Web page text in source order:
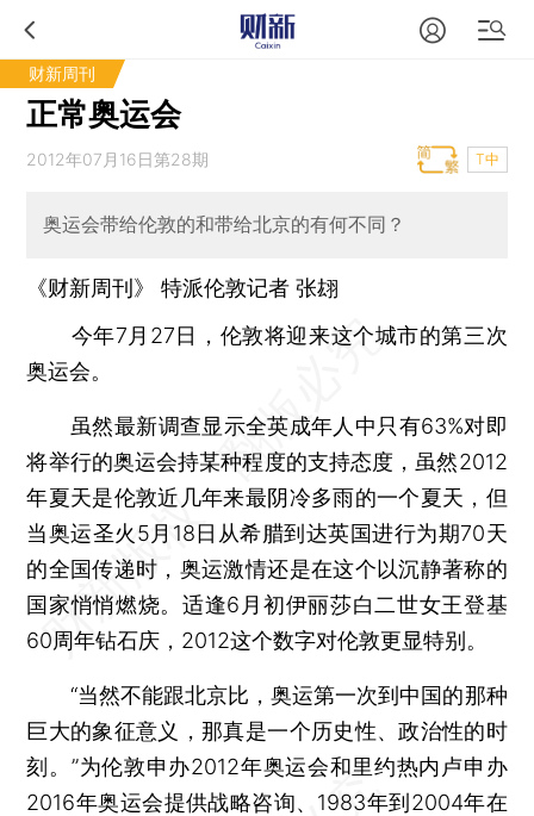
财新周刊
正常奥运会
2012年07月16日第28期 T中
奥运会带给伦敦的和带给北京的有何不同？
《财新周刊》 特派伦敦记者张翃
今年7月27日，伦敦将迎来这个城市的第三次
奥运会。
虽然最新调查显示全英成年人中只有63%对即
将举行的奥运会持某种程度的支持态度，虽然2012
年夏天是伦敦近几年来最阴冷多雨的一个夏天，但
当奥运圣火5月18日从希腊到达英国进行为期70天
的全国传递时，奥运激情还是在这个以沉静著称的
国家悄悄燃烧。适逢6月初伊丽莎白二世女王登基
60周年钻石庆，2012这个数字对伦敦更显特别。
“当然不能跟北京比，奥运第一次到中国的那种
巨大的象征意义，那真是一个历史性、政治性的时
刻。”为伦敦申办2012年奥运会和里约热内卢申办
2016年奥运会提供战略咨询、1983年到2004年在